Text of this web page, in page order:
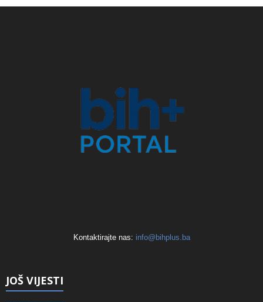
Kontaktirajte nas: info@bihplus.ba
JOŠ VIJESTI